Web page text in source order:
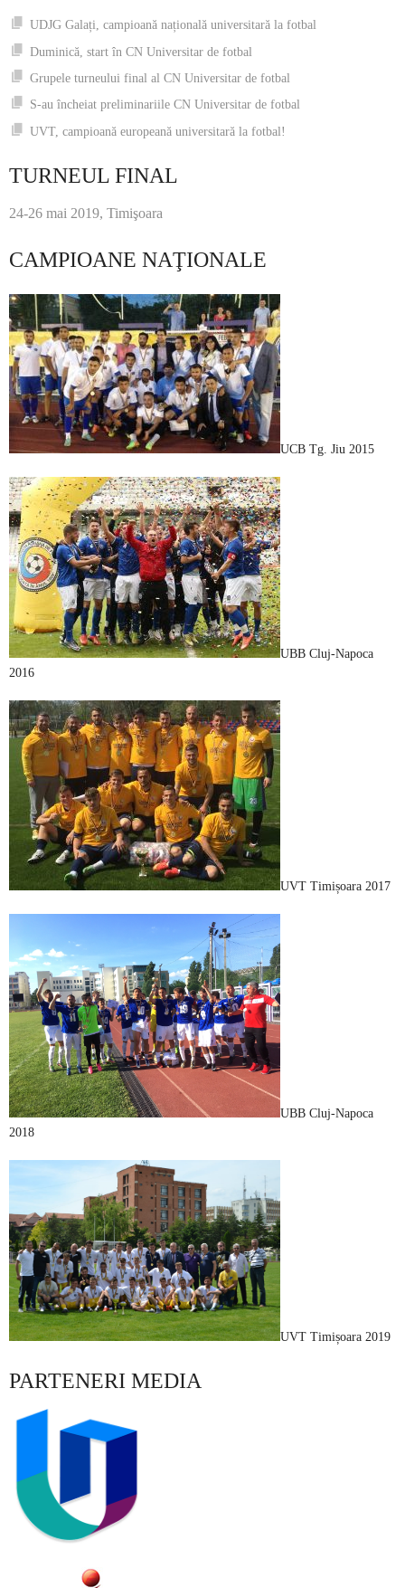
UDJG Galați, campioană națională universitară la fotbal
Duminică, start în CN Universitar de fotbal
Grupele turneului final al CN Universitar de fotbal
S-au încheiat preliminariile CN Universitar de fotbal
UVT, campioană europeană universitară la fotbal!
TURNEUL FINAL
24-26 mai 2019, Timişoara
CAMPIOANE NAŢIONALE
UCB Tg. Jiu 2015
UBB Cluj-Napoca
2016
UVT Timișoara 2017
UBB Cluj-Napoca
2018
UVT Timișoara 2019
PARTENERI MEDIA